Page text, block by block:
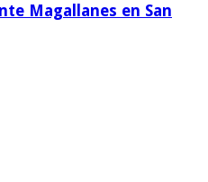
Magallanes en San